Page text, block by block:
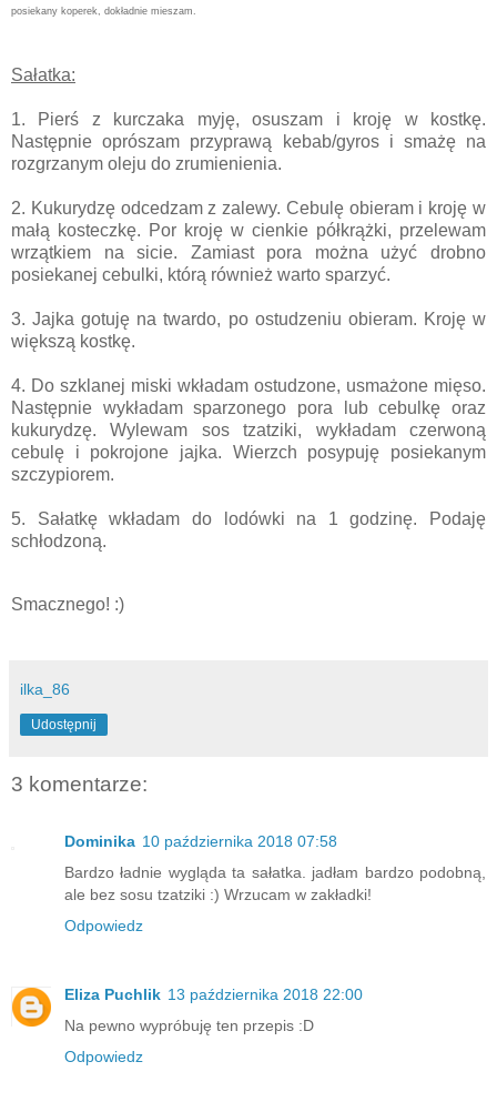
posiekany koperek, dokładnie mieszam.
Sałatka:
1. Pierś z kurczaka myję, osuszam i kroję w kostkę.
Następnie oprószam przyprawą kebab/gyros i smażę na
rozgrzanym oleju do zrumienienia.
2. Kukurydzę odcedzam z zalewy. Cebulę obieram i kroję w
małą kosteczkę. Por kroję w cienkie półkrążki, przelewam
wrzątkiem na sicie. Zamiast pora można użyć drobno
posiekanej cebulki, którą również warto sparzyć.
3. Jajka gotuję na twardo, po ostudzeniu obieram. Kroję w
większą kostkę.
4. Do szklanej miski wkładam ostudzone, usmażone mięso.
Następnie wykładam sparzonego pora lub cebulkę oraz
kukurydzę. Wylewam sos tzatziki, wykładam czerwoną
cebulę i pokrojone jajka. Wierzch posypuję posiekanym
szczypiorem.
5. Sałatkę wkładam do lodówki na 1 godzinę. Podaję
schłodzoną.
Smacznego! :)
ilka_86
Udostępnij
3 komentarze:
Dominika 10 października 2018 07:58
Bardzo ładnie wygląda ta sałatka. jadłam bardzo podobną,
ale bez sosu tzatziki :) Wrzucam w zakładki!
Odpowiedz
Eliza Puchlik 13 października 2018 22:00
Na pewno wypróbuję ten przepis :D
Odpowiedz